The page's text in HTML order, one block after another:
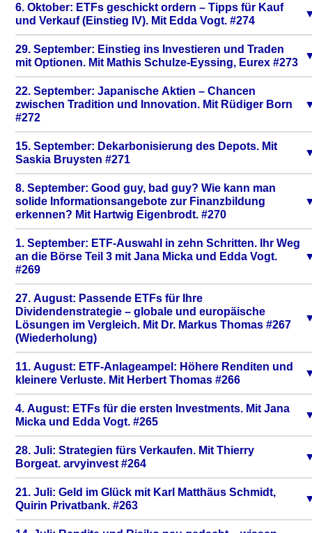
6. Oktober: ETFs geschickt ordern – Tipps für Kauf
und Verkauf (Einstieg IV). Mit Edda Vogt. #274
29. September: Einstieg ins Investieren und Traden
mit Optionen. Mit Mathis Schulze-Eyssing, Eurex #273
22. September: Japanische Aktien – Chancen
zwischen Tradition und Innovation. Mit Rüdiger Born
#272
15. September: Dekarbonisierung des Depots. Mit
Saskia Bruysten #271
8. September: Good guy, bad guy? Wie kann man
solide Informationsangebote zur Finanzbildung
erkennen? Mit Hartwig Eigenbrodt. #270
1. September: ETF-Auswahl in zehn Schritten. Ihr Weg
an die Börse Teil 3 mit Jana Micka und Edda Vogt.
#269
27. August: Passende ETFs für Ihre
Dividendenstrategie – globale und europäische
Lösungen im Vergleich. Mit Dr. Markus Thomas #267
(Wiederholung)
11. August: ETF-Anlageampel: Höhere Renditen und
kleinere Verluste. Mit Herbert Thomas #266
4. August: ETFs für die ersten Investments. Mit Jana
Micka und Edda Vogt. #265
28. Juli: Strategien fürs Verkaufen. Mit Thierry
Borgeat. arvyinvest‬ #264
21. Juli: Geld im Glück mit Karl Matthäus Schmidt,
Quirin Privatbank. #263